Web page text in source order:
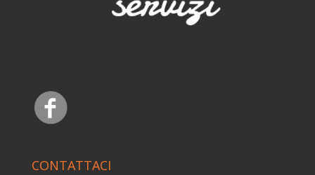
CONTATTACI